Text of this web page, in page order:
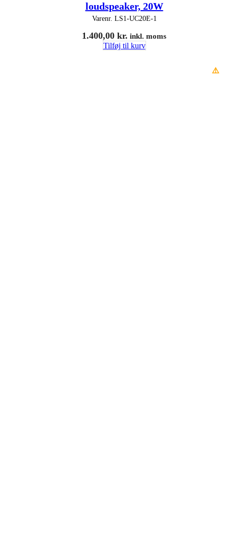
loudspeaker, 20W
Varenr. LS1-UC20E-1
1.400,00 kr. inkl. moms
Tilføj til kurv
⚠️